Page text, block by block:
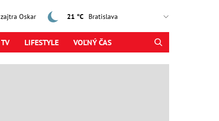
Oskar 21 °C
LIFESTYLE VOĽNÝ ČAS